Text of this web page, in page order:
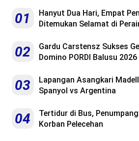
01
Hanyut Dua Hari, Empat
Ditemukan Selamat di
02
Gardu Carstensz Sukses
Domino PORDI Balusu 2026
03
Lapangan Asangkari
Spanyol vs Argentina
04
Tertidur di Bus,
Korban Pelecehan